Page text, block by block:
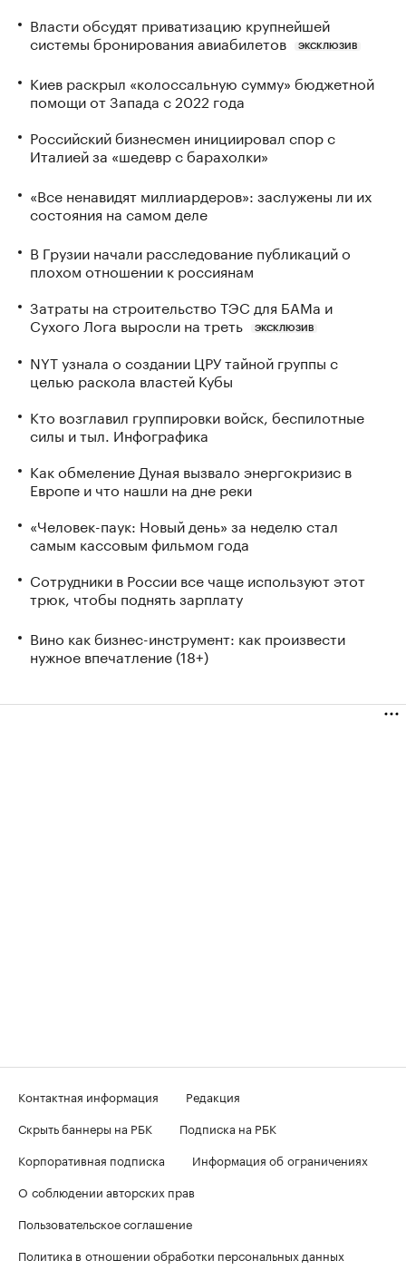
Власти обсудят приватизацию крупнейшей
системы бронирования авиабилетов
ЭКСКЛЮЗИВ
Киев раскрыл «колоссальную сумму» бюджетной
помощи от Запада с 2022 года
Российский бизнесмен инициировал спор с
Италией за «шедевр с барахолки»
«Все ненавидят миллиардеров»: заслужены ли их
состояния на самом деле
В Грузии начали расследование публикаций о
плохом отношении к россиянам
Затраты на строительство ТЭС для БАМа и
Сухого Лога выросли на треть
ЭКСКЛЮЗИВ
NYT узнала о создании ЦРУ тайной группы с
целью раскола властей Кубы
Кто возглавил группировки войск, беспилотные
силы и тыл. Инфографика
Как обмеление Дуная вызвало энергокризис в
Европе и что нашли на дне реки
«Человек-паук: Новый день» за неделю стал
самым кассовым фильмом года
Сотрудники в России все чаще используют этот
трюк, чтобы поднять зарплату
Вино как бизнес-инструмент: как произвести
нужное впечатление (18+)
Контактная информация
Редакция
Скрыть баннеры на РБК
Подписка на РБК
Корпоративная подписка
Информация об ограничениях
О соблюдении авторских прав
Пользовательское соглашение
Политика в отношении обработки персональных данных